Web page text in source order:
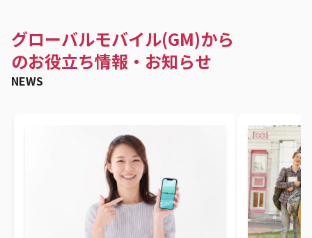
グローバルモバイル(GM)から
のお役立ち情報・お知らせ
NEWS